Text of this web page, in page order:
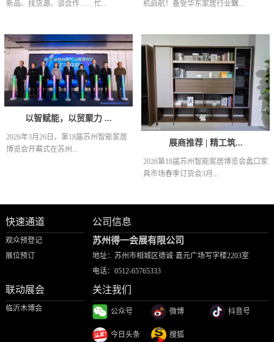
新品、找货源、谈合作……忙...
机启航！备受华东家居行业瞩...
以智赋能，以贸聚力 ...
2026年3月26日，第18届苏州智能家居
博览会开幕式在苏州...
展商推荐 | 精工筑...
2026第18届苏州智能家居博览会蠡口家
具市场春季订货会3月...
快速通道
观众预登记
展位预订
公司信息
苏州得一会展有限公司
地址：苏州市相城区德诚·嘉元广场写字楼2203室
电话： 0512-65765333
联动展会
临沂木博会
关注我们
公众号 微博 抖音号
今日头条 搜狐